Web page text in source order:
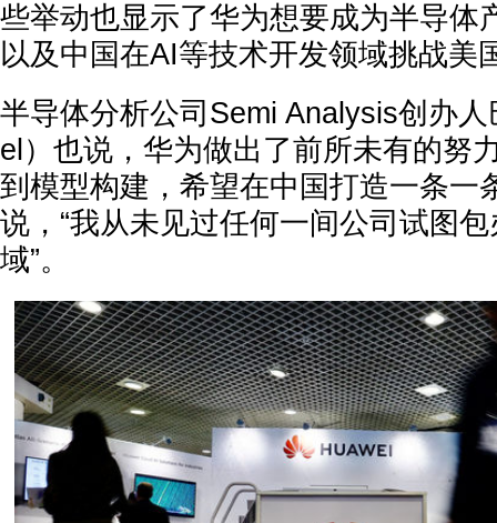
些举动也显示了华为想要成为半导体
以及中国在AI等技术开发领域挑战美
半导体分析公司Semi Analysis创办
el）也说，华为做出了前所未有的努
到模型构建，希望在中国打造一条一
说，“我从未见过任何一间公司试图
域”。